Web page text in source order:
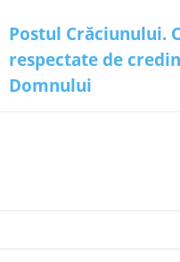
Postul Crăciunului.
respectate de
Domnului